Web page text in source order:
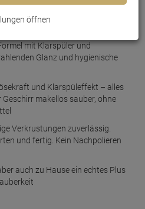
mit Klarspüler und
Glanz und hygienische
und Klarspüleffekt – alles
Geschirr makellos sauber, ohne
Verkrustungen zuverlässig.
und fertig. Kein Nachpolieren
auch zu Hause ein echtes Plus
öffnen